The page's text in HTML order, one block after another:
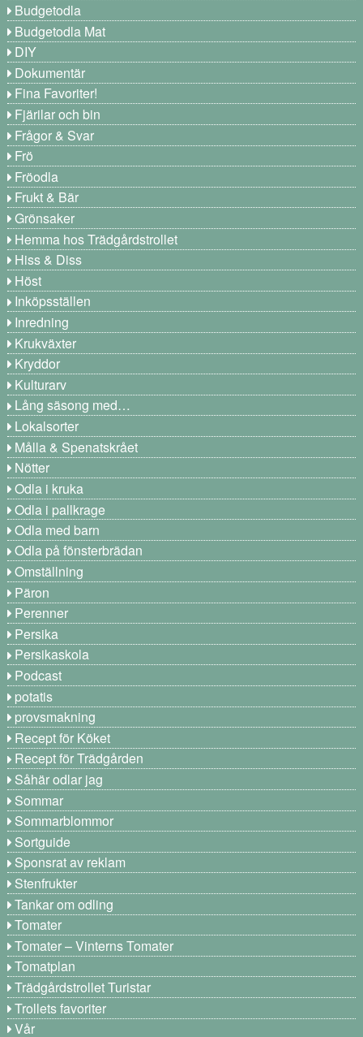
Budgetodla
Budgetodla Mat
DIY
Dokumentär
Fina Favoriter!
Fjärilar och bin
Frågor & Svar
Frö
Fröodla
Frukt & Bär
Grönsaker
Hemma hos Trädgårdstrollet
Hiss & Diss
Höst
Inköpsställen
Inredning
Krukväxter
Kryddor
Kulturarv
Lång säsong med…
Lokalsorter
Målla & Spenatskrået
Nötter
Odla i kruka
Odla i pallkrage
Odla med barn
Odla på fönsterbrädan
Omställning
Päron
Perenner
Persika
Persikaskola
Podcast
potatis
provsmakning
Recept för Köket
Recept för Trädgården
Såhär odlar jag
Sommar
Sommarblommor
Sortguide
Sponsrat av reklam
Stenfrukter
Tankar om odling
Tomater
Tomater – Vinterns Tomater
Tomatplan
Trädgårdstrollet Turistar
Trollets favoriter
Vår